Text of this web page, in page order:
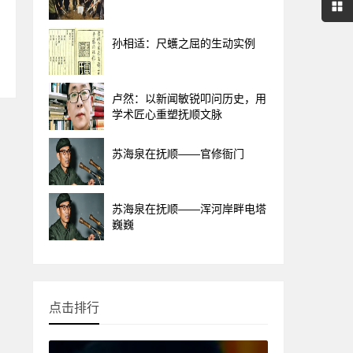
孙相适：尺蠖之屈的生动实例
卢然：以新闻敏锐叩问历史，用
学术匠心重塑抚顺文脉
苏海泉在抚顺——官修衙门
苏海泉在抚顺——浑河岸畔电塔
巍巍
点击排行